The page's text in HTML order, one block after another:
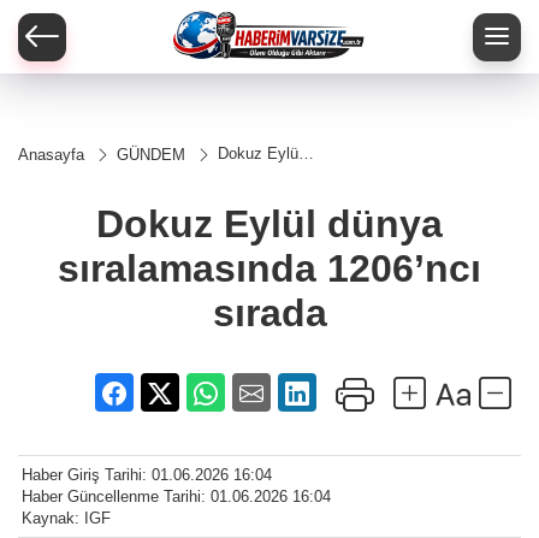
Anasayfa GÜNDEM
Dokuz Eylül
1206’ncı
sırada
Dokuz Eylül dünya
sıralamasında 1206’ncı
sırada
Haber Giriş Tarihi: 01.06.2026 16:04
Haber Güncellenme Tarihi: 01.06.2026 16:04
Kaynak: IGF